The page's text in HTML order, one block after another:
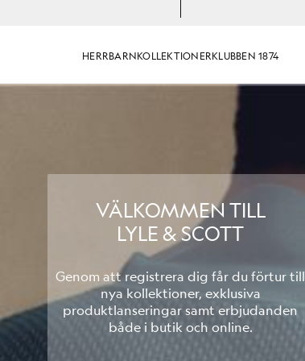
HERRBARNKOLLEKTIONERKLUBBEN 1874
VÄLKOMMEN TILL
LYLE & SCOTT
Genom att registrera dig får du förtur till
nya kollektioner, exklusiva
produktlanseringar samt erbjudanden
både i butik och online.